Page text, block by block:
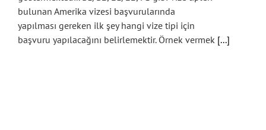
bulunan Amerika vizesi başvurularında
yapılması gereken ilk şey hangi vize tipi için
başvuru yapılacağını belirlemektir. Örnek vermek [...]